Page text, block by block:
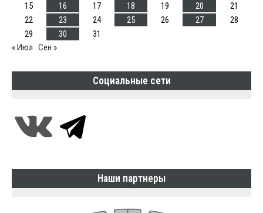
15
16 17 18 19 20
21
22
23 24 25 26 27
28
29
30
31
« Июл Сен »
Социальные сети
Наши партнеры